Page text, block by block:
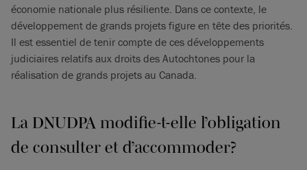
économie nationale plus résiliente. Dans ce contexte, le
développement de grands projets figure en tête des priorités.
Il est essentiel de tenir compte de ces développements
judiciaires relatifs aux droits des Autochtones pour la
réalisation de grands projets au Canada.
La DNUDPA modifie-t-elle l’obligation
de consulter et d’accommoder?